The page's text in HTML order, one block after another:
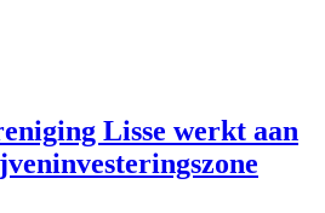
Lisse werkt aan